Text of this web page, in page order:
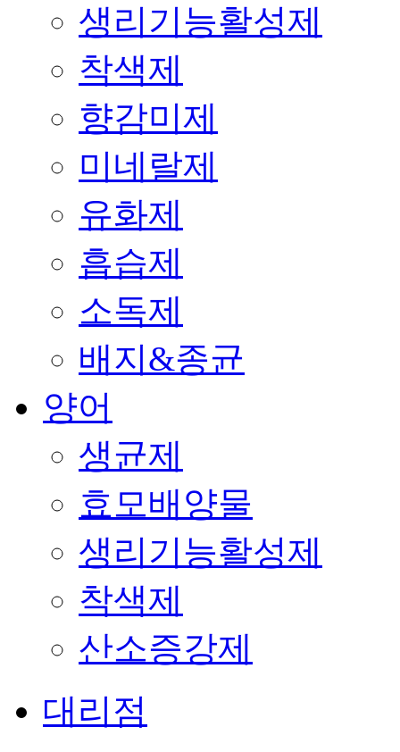
생리기능활성제
착색제
향감미제
미네랄제
유화제
흡습제
소독제
배지&종균
양어
생균제
효모배양물
생리기능활성제
착색제
산소증강제
대리점